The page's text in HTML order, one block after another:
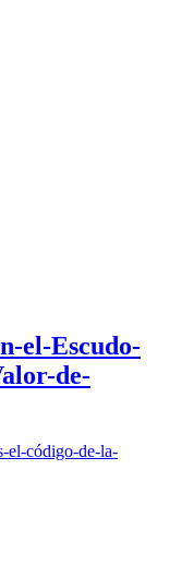
el-Escudo-
de-